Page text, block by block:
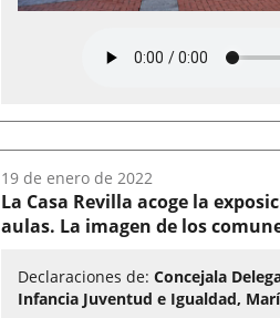
Fecha
del
audio:
19 de enero de 2022
La Casa Revilla acoge la
aulas. La imagen de los
Declaraciones de: Concejala
Infancia Juventud e Igualdad,